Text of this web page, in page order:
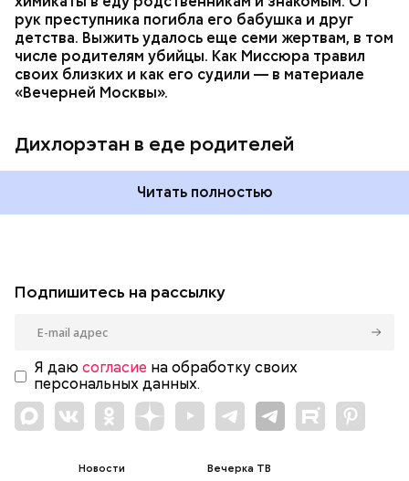
рук преступника погибла его бабушка и друг
детства. Выжить удалось еще семи жертвам, в том
числе родителям убийцы. Как Миссюра травил
своих близких и как его судили — в материале
«Вечерней Москвы».
Дихлорэтан в еде родителей
Читать полностью
Подпишитесь на рассылку
Я даю согласие на обработку своих
персональных данных.
Новости
Вечерка ТВ